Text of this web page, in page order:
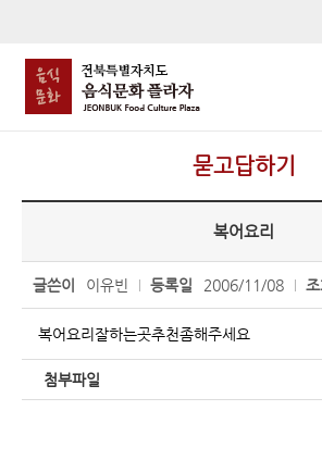
묻고답하기
복어요리
글쓴이 이유빈 등록일 2006/11/08
복어요리잘하는곳추천좀해주세요
첨부파일